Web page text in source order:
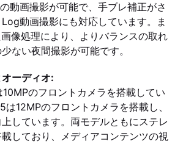
動画撮影が可能で、手ブレ補正がさ
動画撮影にも対応しています。ま
像処理により、よりバランスの取れ
ない夜間撮影が可能です。
ーディオ:
のフロントカメラを搭載してい
12MPのフロントカメラを搭載し、
しています。両モデルともにステレ
しており、メディアコンテンツの視